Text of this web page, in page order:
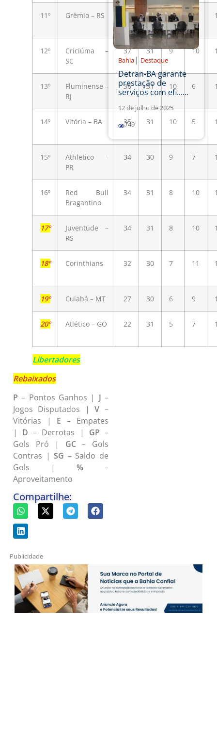
11º Grêmio – RS 38 31 11 5
12º
Criciúma –
SC
37 31 9 10
13º
Fluminense –
RJ
36 31 10 6
14º Vitória – BA 35 31 10 5
15º
Athletico –
PR
34 30 9 7
16º
Red Bull
Bragantino
34 31 8 10
17º
Juventude –
RS
34 31 8 10
18º Corinthians 32 30 7 11
19º Cuiabá – MT 27 30 6 9
20º Atlético – GO 22 31 5 7
Libertadores
Rebaixados
P – Pontos Ganhos | J –
Jogos Disputados |V –
Vitórias | E – Empates
| D – Derrotas | GP –
Gols Pró | GC– Gols
Contras |SG – Saldo de
Gols | % –
Aproveitamento
Compartilhe:
Bahia | Destaque
Detran-BA garante
prestação de
serviços com efi......
12 de julho de 2025
749
Publicidade